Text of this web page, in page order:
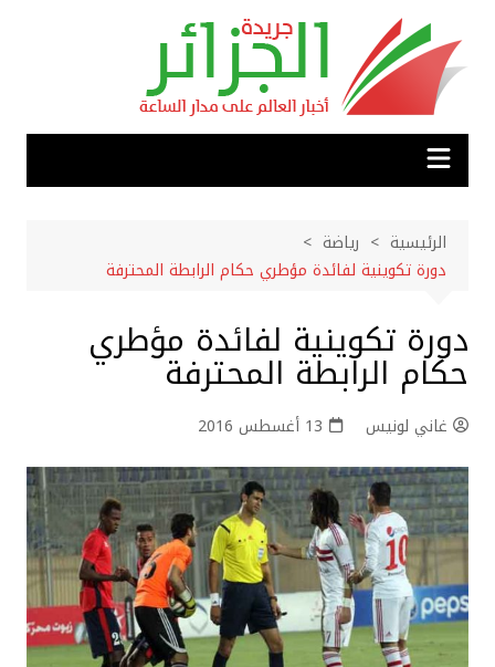
المحتوى
الرئيسية
رياضة
دورة تكوينية لفائدة مؤطري حكام الرابطة المحترفة
دورة تكوينية لفائدة مؤطري
حكام الرابطة المحترفة
غاني لونيس 13 أغسطس 2016